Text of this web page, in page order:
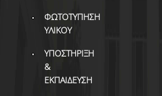
ΦΩΤΟΤΥΠΗΣΗ
ΥΛΙΚΟΥ
ΥΠΟΣΤΗΡΙΞΗ
&
ΕΚΠΑΙΔΕΥΣΗ